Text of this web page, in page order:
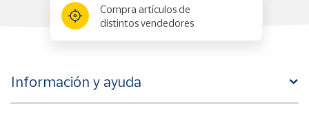
Compra artículos de
distintos vendedores
Información y ayuda